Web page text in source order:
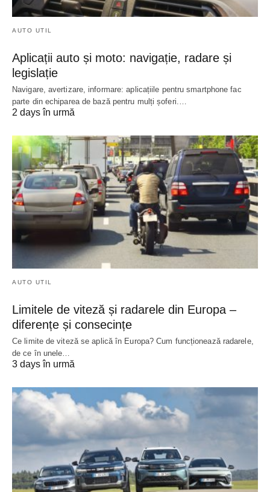
AUTO UTIL
Aplicații auto și moto: navigație, radare și
legislație
Navigare, avertizare, informare: aplicațiile pentru smartphone fac
parte din echiparea de bază pentru mulți șoferi.…
2 days în urmă
AUTO UTIL
Limitele de viteză și radarele din Europa –
diferențe și consecințe
Ce limite de viteză se aplică în Europa? Cum funcționează radarele,
de ce în unele…
3 days în urmă